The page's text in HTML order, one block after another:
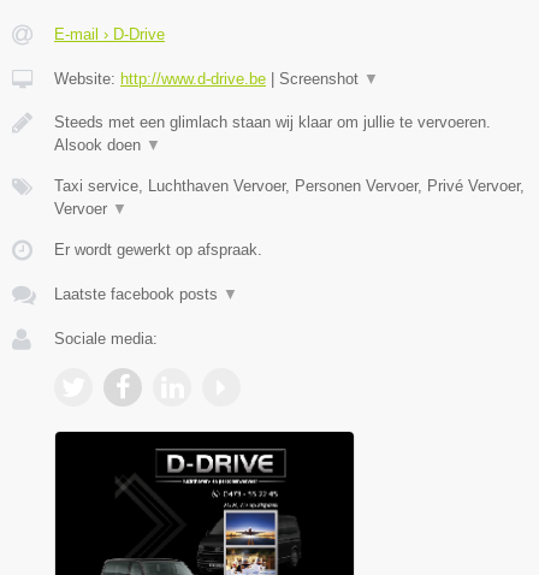
E-mail › D-Drive
Website: http://www.d-drive.be | Screenshot ▼
Steeds met een glimlach staan wij klaar om jullie te vervoeren.
Alsook doen ▼
Taxi service, Luchthaven Vervoer, Personen Vervoer, Privé Vervoer,
Vervoer ▼
Er wordt gewerkt op afspraak.
Laatste facebook posts ▼
Sociale media: